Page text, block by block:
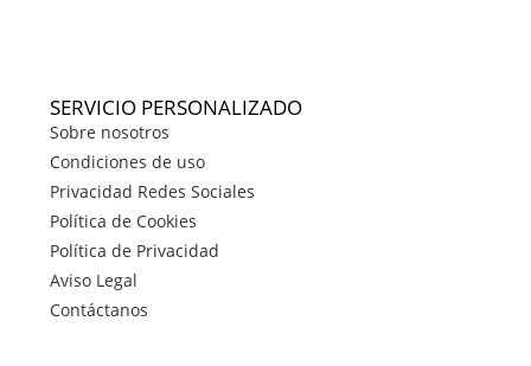
SERVICIO PERSONALIZADO
Sobre nosotros
Condiciones de uso
Privacidad Redes Sociales
Política de Cookies
Política de Privacidad
Aviso Legal
Contáctanos